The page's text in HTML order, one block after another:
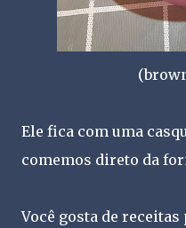
Ele fica com uma
comemos direto da
Você gosta de receitas